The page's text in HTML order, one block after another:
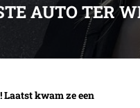
AUTO TER
kwam ze een